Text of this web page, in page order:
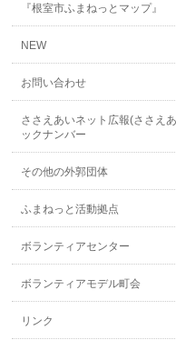
『根室市ふまねっとマップ』
NEW
お問い合わせ
ささえあいネット広報(ささえ
ックナンバー
その他の外郭団体
ふまねっと活動拠点
ボランティアセンター
ボランティアモデル町会
リンク